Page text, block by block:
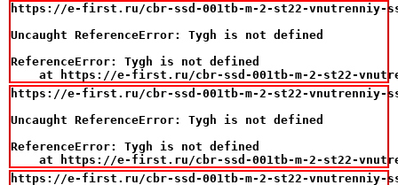
https://e-first.ru/cbr-ssd-001tb-m-2-st22-vnutrenniy-
Uncaught ReferenceError: Tygh is not defined
ReferenceError: Tygh is not defined
at https://e-first.ru/cbr-ssd-001tb-m-2-st22-
https://e-first.ru/cbr-ssd-001tb-m-2-st22-vnutrenniy-
Uncaught ReferenceError: Tygh is not defined
ReferenceError: Tygh is not defined
at https://e-first.ru/cbr-ssd-001tb-m-2-st22-
https://e-first.ru/cbr-ssd-001tb-m-2-st22-vnutrenniy-